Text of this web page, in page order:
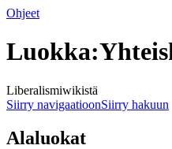
Ohjeet
Liberalismiwikistä
Siirry navigaatioonSiirry hakuun
Alaluokat